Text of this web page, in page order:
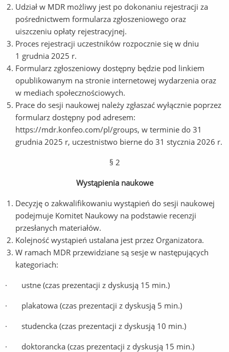
Udział w MDR możliwy jest po dokonaniu rejestracji za
pośrednictwem formularza zgłoszeniowego oraz
uiszczeniu opłaty rejestracyjnej.
Proces rejestracji uczestników rozpocznie się w dniu
1 grudnia 2025 r.
Formularz zgłoszeniowy dostępny będzie pod linkiem
opublikowanym na stronie internetowej wydarzenia oraz
w mediach społecznościowych.
Prace do sesji naukowej należy zgłaszać wyłącznie poprzez
formularz dostępny pod adresem:
https://mdr.konfeo.com/pl/groups, w terminie do 31
grudnia 2025 r, uczestnistwo bierne do 31 stycznia 2026 r.
§ 2
Wystąpienia naukowe
Decyzję o zakwalifikowaniu wystąpień do sesji naukowej
podejmuje Komitet Naukowy na podstawie recenzji
przesłanych materiałów.
Kolejność wystąpień ustalana jest przez Organizatora.
W ramach MDR przewidziane są sesje w następujących
kategoriach:
· ustne (czas prezentacji z dyskusją 15 min.)
· plakatowa (czas prezentacji z dyskusją 5 min.)
· studencka (czas prezentacji z dyskusją 10 min.)
· doktorancka (czas prezentacji z dyskusją 15 min.)